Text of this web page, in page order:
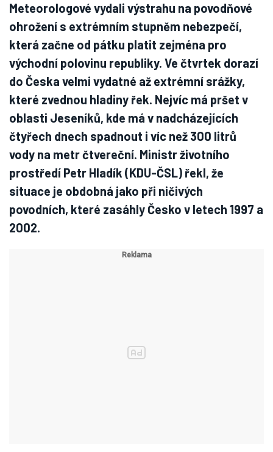
Meteorologové vydali výstrahu na povodňové
ohrožení s extrémním stupněm nebezpečí,
která začne od pátku platit zejména pro
východní polovinu republiky. Ve čtvrtek dorazí
do Česka velmi vydatné až extrémní srážky,
které zvednou hladiny řek. Nejvíc má pršet v
oblasti Jeseníků, kde má v nadcházejících
čtyřech dnech spadnout i víc než 300 litrů
vody na metr čtvereční. Ministr životního
prostředí Petr Hladík (KDU-ČSL) řekl, že
situace je obdobná jako při ničivých
povodních, které zasáhly Česko v letech 1997 a
2002.